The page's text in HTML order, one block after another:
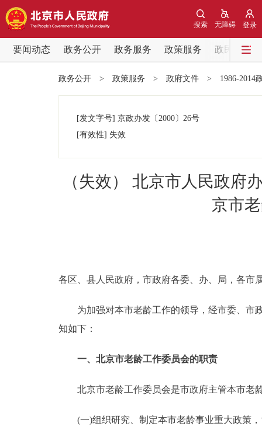
登录
无障碍
搜索
要闻动态 政务公开 政务服务 政策服务
政民互动
党中央精神
政务公开
政务服务
便民服务
中介服务
政务公开 > 政策服务 > 政府文件 > 1986-2014
[发文字号] 京政办发 〔2000〕 26号
[有效性] 失效
（失效） 北京市人民政府
京市
各区、县人民政府，市政府各委、办、局，各市
为加强对本市老龄工作的领导，经市委、市政
知如下：
一、北京市老龄工作委员会的职责
北京市老龄工作委员会是市政府主管本市老
(一)组织研究、制定本市老龄事业重大政策，